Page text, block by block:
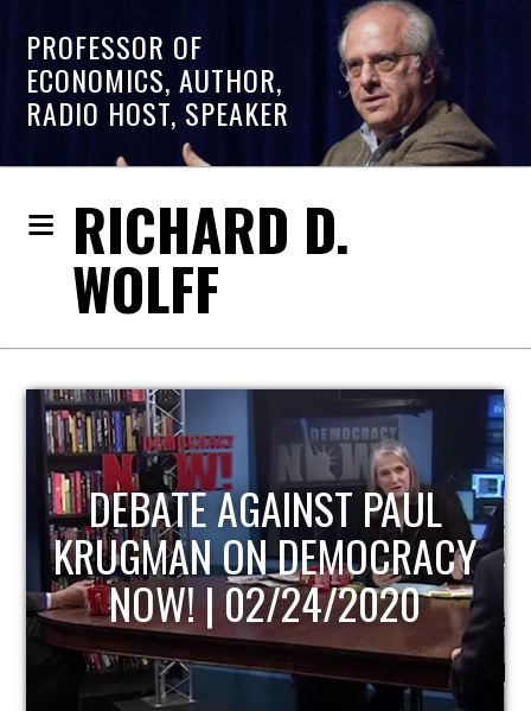
PROFESSOR OF
ECONOMICS, AUTHOR,
RADIO HOST, SPEAKER
RICHARD D.
WOLFF
DEBATE AGAINST PAUL
KRUGMAN ON DEMOCRACY
NOW! | 02/24/2020